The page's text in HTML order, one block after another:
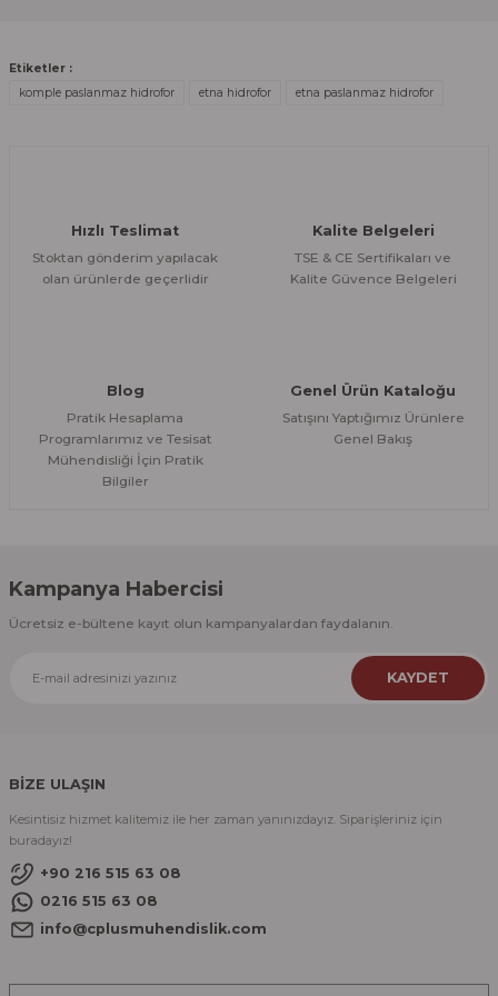
Etiketler :
komple paslanmaz hidrofor
etna hidrofor etna paslanmaz hidrofor
Hızlı Teslimat
Stoktan gönderim yapılacak
olan ürünlerde geçerlidir
Kalite Belgeleri
TSE & CE Sertifikaları ve
Kalite Güvence Belgeleri
Blog
Pratik Hesaplama
Programlarımız ve Tesisat
Mühendisliği İçin Pratik
Bilgiler
Genel Ürün Kataloğu
Satışını Yaptığımız Ürünlere
Genel Bakış
Kampanya Habercisi
Ücretsiz e-bültene kayıt olun kampanyalardan faydalanın.
KAYDET
BİZE ULAŞIN
Kesintisiz hizmet kalitemiz ile her zaman yanınızdayız. Siparişleriniz için
buradayız!
+90 216 515 63 08
0216 515 63 08
info@cplusmuhendislik.com